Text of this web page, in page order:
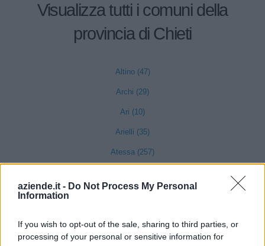
aziende.it - Do Not Process My Personal
Information
If you wish to opt-out of the sale, sharing to third parties, or
processing of your personal or sensitive information for
Visualizza tutti i comuni della
provincia di Chieti
Altino (47)
Archi (29)
Ari (10)
Arielli (35)
Atessa (257)
Borrello (4)
Canosa Sannita (22)